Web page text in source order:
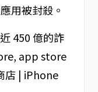
用被封殺。